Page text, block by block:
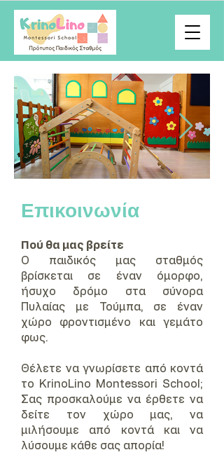
Επικοινωνία
Πού θα μας βρείτε
Ο παιδικός μας σταθμός
βρίσκεται σε έναν όμορφο,
ήσυχο δρόμο στα σύνορα
Πυλαίας με Τούμπα, σε έναν
χώρο φροντισμένο και γεμάτο
φως.
Θέλετε να γνωρίσετε από κοντά
το KrinoLino Montessori School;
Σας προσκαλούμε να έρθετε να
δείτε τον χώρο μας, να
μιλήσουμε από κοντά και να
λύσουμε κάθε σας απορία!